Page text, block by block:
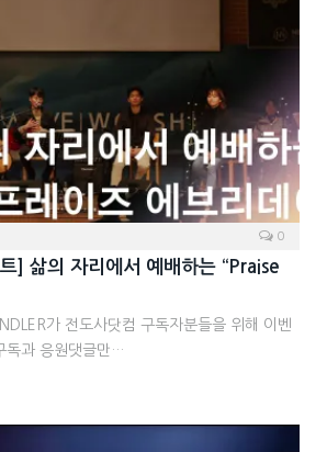
0
트] 삶의 자리에서 예배하는 “Praise
가 전도사닷컴 구독자분들을 위해 이벤
독과 응원댓글만…